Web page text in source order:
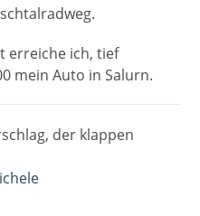
erreiche ich, tief
mein Auto in Salurn.
der klappen